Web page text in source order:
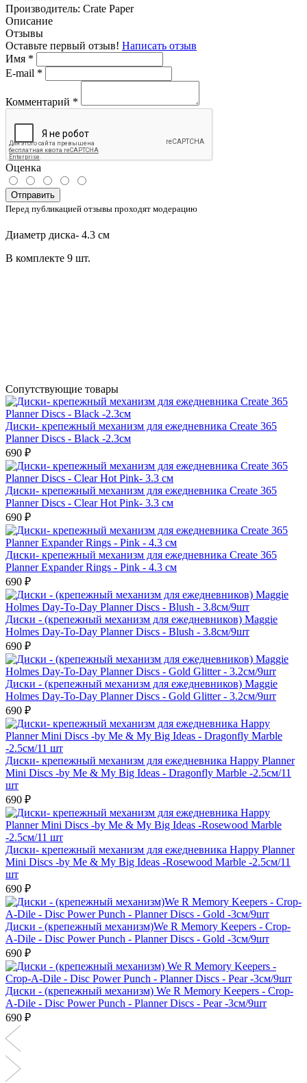
Производитель: Crate Paper
Описание
Отзывы
Оставьте первый отзыв! Написать отзыв
Имя *
E-mail *
Комментарий *
Оценка
Отправить
Перед публикацией отзывы проходят модерацию
Диаметр диска- 4.3 см
В комплекте 9 шт.
Сопутствующие товары
Диски- крепежный механизм для ежедневника Create 365
Planner Discs - Black -2.3см
690 ₽
Диски- крепежный механизм для ежедневника Create 365
Planner Discs - Clear Hot Pink- 3.3 см
690 ₽
Диски- крепежный механизм для ежедневника Create 365
Planner Expander Rings - Pink - 4.3 см
690 ₽
Диски - (крепежный механизм для ежедневников) Maggie
Holmes Day-To-Day Planner Discs - Blush - 3.8см/9шт
690 ₽
Диски - (крепежный механизм для ежедневников) Maggie
Holmes Day-To-Day Planner Discs - Gold Glitter - 3.2см/9шт
690 ₽
Диски- крепежный механизм для ежедневника Happy Planner
Mini Discs -by Me & My Big Ideas - Dragonfly Marble -2.5см/11
шт
690 ₽
Диски- крепежный механизм для ежедневника Happy Planner
Mini Discs -by Me & My Big Ideas -Rosewood Marble -2.5см/11
шт
690 ₽
Диски - (крепежный механизм)We R Memory Keepers - Crop-
A-Dile - Disc Power Punch - Planner Discs - Gold -3см/9шт
690 ₽
Диски - (крепежный механизм) We R Memory Keepers - Crop-
A-Dile - Disc Power Punch - Planner Discs - Pear -3см/9шт
690 ₽